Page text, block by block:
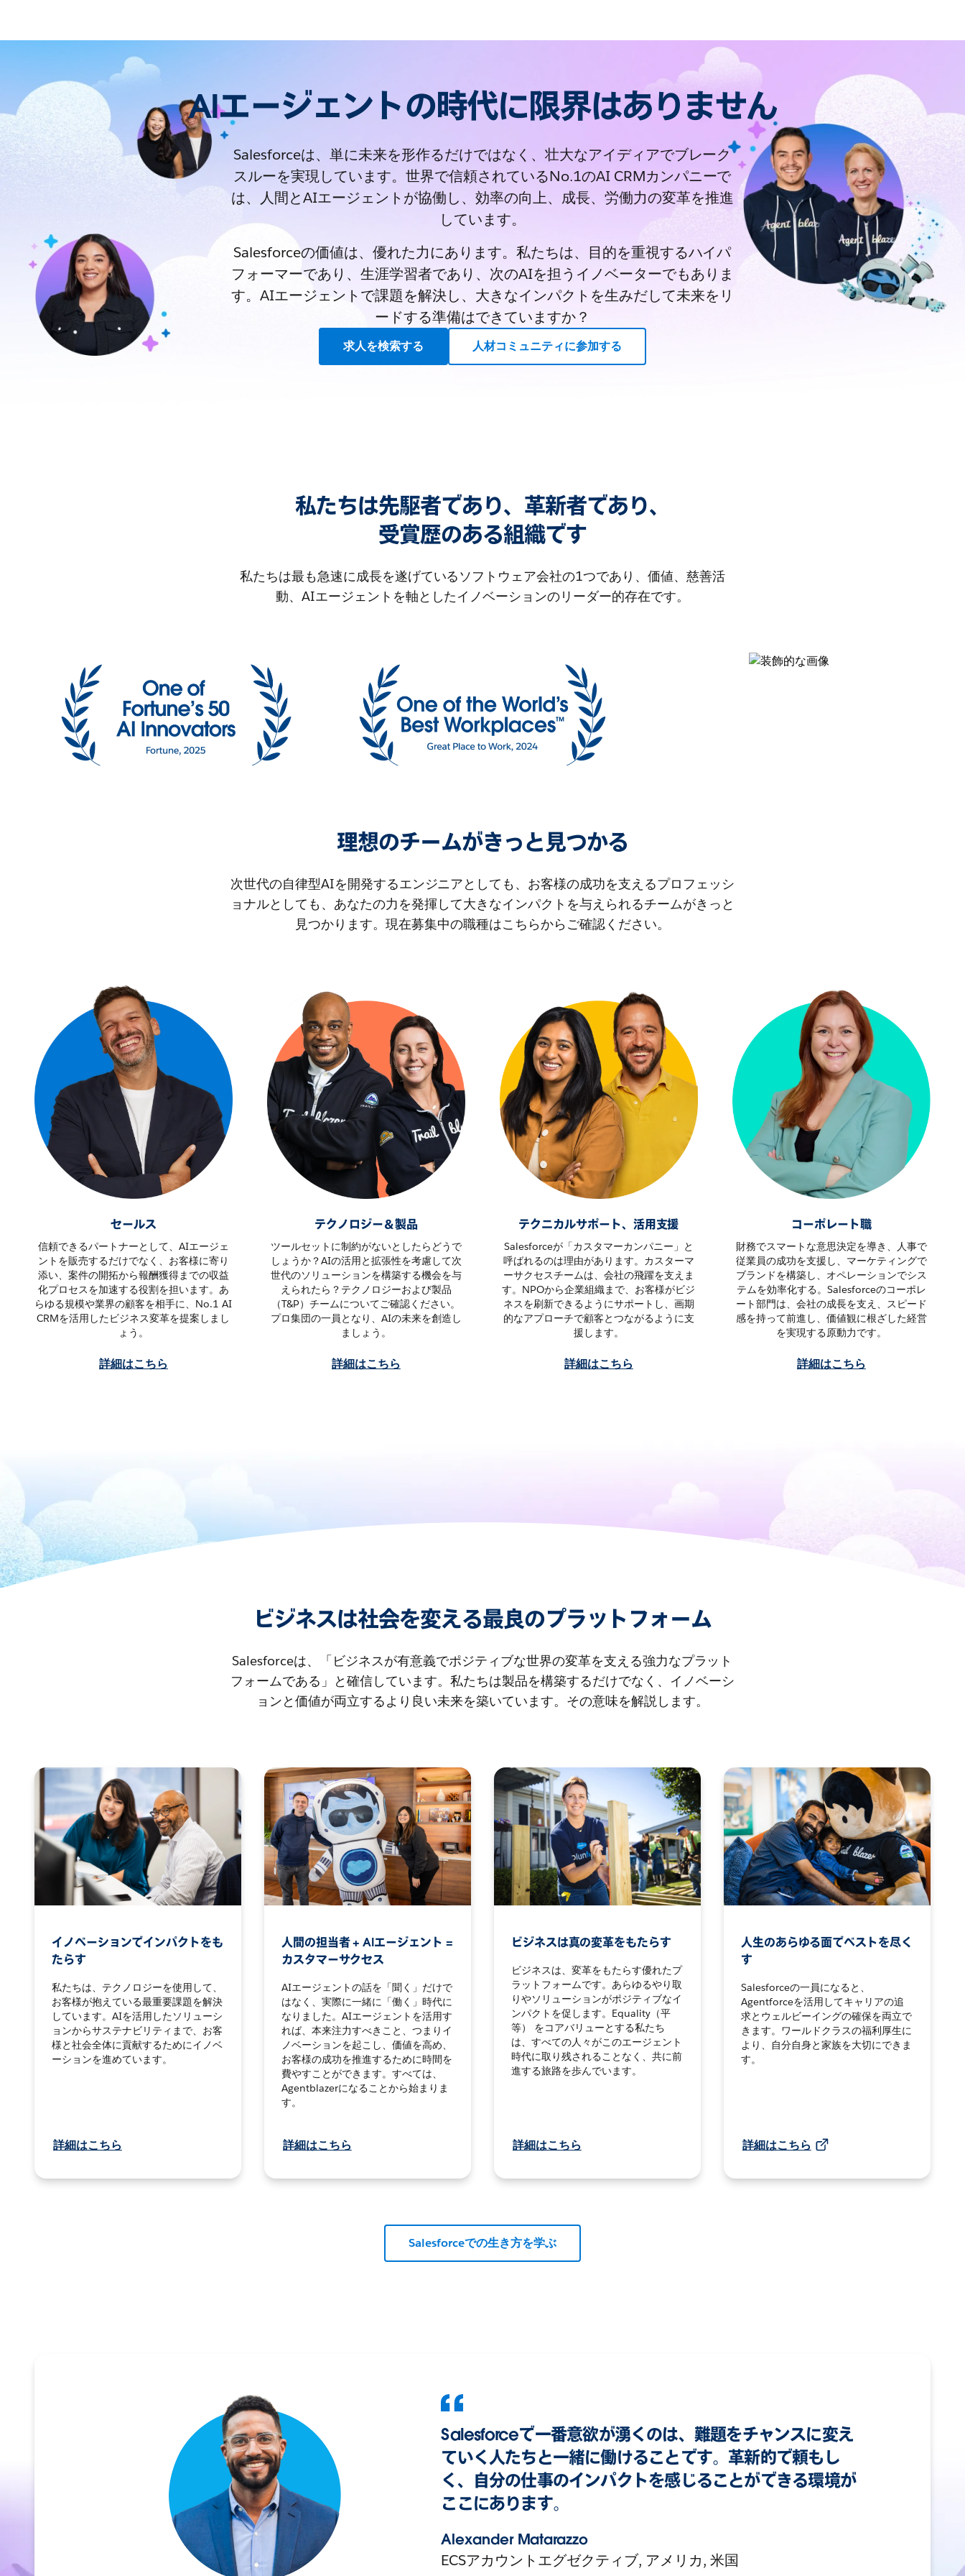
AIエージェントの時代に限界はありません
Salesforceは、単に未来を形作るだけではなく、壮大なアイディアでブレーク
スルーを実現しています。世界で信頼されているNo.1のAI CRMカンパニーで
は、人間とAIエージェントが協働し、効率の向上、成長、労働力の変革を推進
しています。
Salesforceの価値は、優れた力にあります。私たちは、目的を重視するハイパ
フォーマーであり、生涯学習者であり、次のAIを担うイノベーターでもありま
す。AIエージェントで課題を解決し、大きなインパクトを生みだして未来をリ
ードする準備はできていますか？
求人を検索する 人材コミュニティに参加する
私たちは先駆者であり、革新者であり、
受賞歴のある組織です
私たちは最も急速に成長を遂げているソフトウェア会社の1つであり、価値、慈善活
動、AIエージェントを軸としたイノベーションのリーダー的存在です。
理想のチームがきっと見つかる
次世代の自律型AIを開発するエンジニアとしても、お客様の成功を支えるプロフェッシ
ョナルとしても、あなたの力を発揮して大きなインパクトを与えられるチームがきっと
見つかります。現在募集中の職種はこちらからご確認ください。
セールス
信頼できるパートナーとして、AIエージェ
ントを販売するだけでなく、お客様に寄り
添い、案件の開拓から報酬獲得までの収益
化プロセスを加速する役割を担います。あ
らゆる規模や業界の顧客を相手に、No.1 AI
CRMを活用したビジネス変革を提案しまし
ょう。
詳細はこちら
テクノロジー＆製品
ツールセットに制約がないとしたらどうで
しょうか？AIの活用と拡張性を考慮して次
世代のソリューションを構築する機会を与
えられたら？テクノロジーおよび製品
（T&P）チームについてご確認ください。
プロ集団の一員となり、AIの未来を創造し
ましょう。
詳細はこちら
テクニカルサポート、活用支援
Salesforceが「カスタマーカンパニー」と
呼ばれるのは理由があります。カスターマ
ーサクセスチームは、会社の飛躍を支えま
す。NPOから企業組織まで、お客様がビジ
ネスを刷新できるようにサポートし、画期
的なアプローチで顧客とつながるように支
援します。
詳細はこちら
コーポレート職
財務でスマートな意思決定を導き、人事で
従業員の成功を支援し、マーケティングで
ブランドを構築し、オペレーションでシス
テムを効率化する。Salesforceのコーポレ
ート部門は、会社の成長を支え、スピード
感を持って前進し、価値観に根ざした経営
を実現する原動力です。
詳細はこちら
ビジネスは社会を変える最良のプラットフォーム
Salesforceは、「ビジネスが有意義でポジティブな世界の変革を支える強力なプラット
フォームである」と確信しています。私たちは製品を構築するだけでなく、イノベーシ
ョンと価値が両立するより良い未来を築いています。その意味を解説します。
イノベーションでインパクトをも
たらす
私たちは、テクノロジーを使用して、
お客様が抱えている最重要課題を解決
しています。AIを活用したソリューシ
ョンからサステナビリティまで、お客
様と社会全体に貢献するためにイノベ
ーションを進めています。
詳細はこちら
人間の担当者 + AIエージェント =
カスタマーサクセス
AIエージェントの話を「聞く」だけで
はなく、実際に一緒に「働く」時代に
なりました。AIエージェントを活用す
れば、本来注力すべきこと、つまりイ
ノベーションを起こし、価値を高め、
お客様の成功を推進するために時間を
費やすことができます。すべては、
Agentblazerになることから始まりま
す。
詳細はこちら
ビジネスは真の変革をもたらす
ビジネスは、変革をもたらす優れたプ
ラットフォームです。あらゆるやり取
りやソリューションがポジティブなイ
ンパクトを促します。Equality（平
等） をコアバリューとする私たち
は、すべての人々がこのエージェント
時代に取り残されることなく、共に前
進する旅路を歩んでいます。
詳細はこちら
人生のあらゆる面でベストを尽く
す
Salesforceの一員になると、
Agentforceを活用してキャリアの追
求とウェルビーイングの確保を両立で
きます。ワールドクラスの福利厚生に
より、自分自身と家族を大切にできま
す。
詳細はこちら
Salesforceでの生き方を学ぶ
Salesforceで一番意欲が湧くのは、難題をチャンスに変え
ていく人たちと一緒に働けることです。革新的で頼もし
く、自分の仕事のインパクトを感じることができる環境が
ここにあります。
Alexander Matarazzo
ECSアカウントエグゼクティブ, アメリカ, 米国